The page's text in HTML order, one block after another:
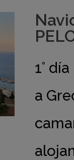
1°
a